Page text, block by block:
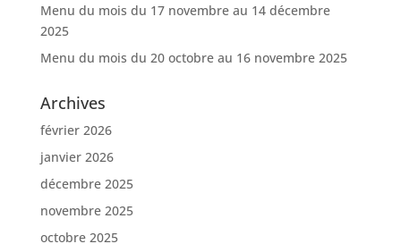
Menu du mois du 17 novembre au 14 décembre
2025
Menu du mois du 20 octobre au 16 novembre 2025
Archives
février 2026
janvier 2026
décembre 2025
novembre 2025
octobre 2025